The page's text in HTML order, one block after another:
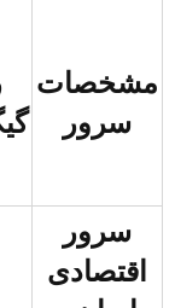
مشخصات
سرور
سرور
اقتصادی